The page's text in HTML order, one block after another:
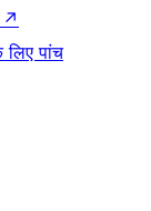
↗
लिए पांच